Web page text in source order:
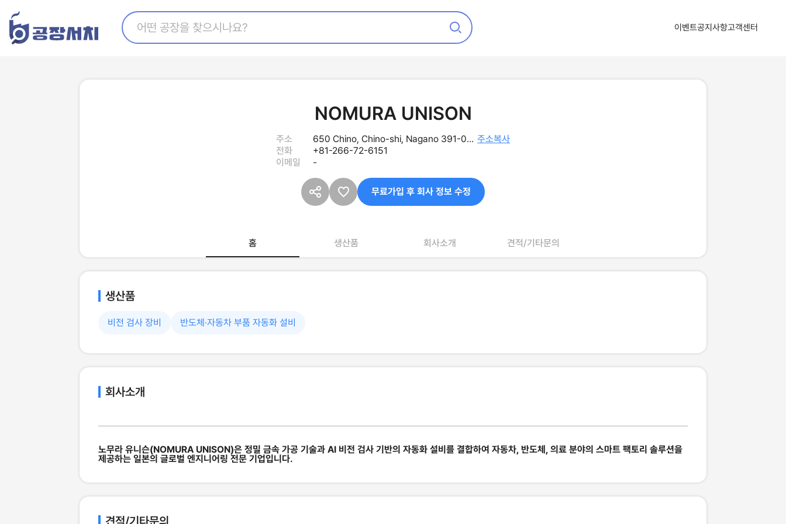
공장매매
추천영상
자문의원 소개
이벤트공지사항고객센터
NOMURA UNISON
주소 650 Chino, Chino-shi, Nagano 391-0001, Japan 주소복사
전화
+81-266-72-6151
이메일
-
무료가입 후 회사 정보 수정
홈 생산품 회사소개 견적/기타문의
생산품
비전 검사 장비 반도체·자동차 부품 자동화 설비
회사소개
노무라 유니슨(NOMURA UNISON)은 정밀 금속 가공 기술과 AI 비전 검사 기반의 자동화 설비를 결합하여 자동차, 반도체, 의료 분야의 스마트 팩토리 솔루션을
제공하는 일본의 글로벌 엔지니어링 전문 기업입니다.
견적/기타문의